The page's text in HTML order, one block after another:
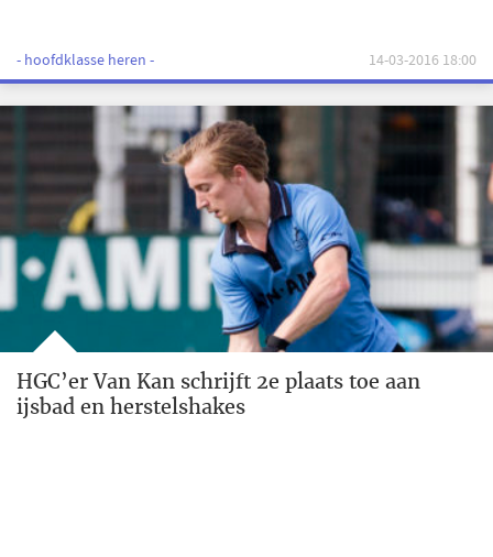
- hoofdklasse heren - 14-03-2016 18:00
HGC’er Van Kan schrijft 2e plaats toe aan
ijsbad en herstelshakes